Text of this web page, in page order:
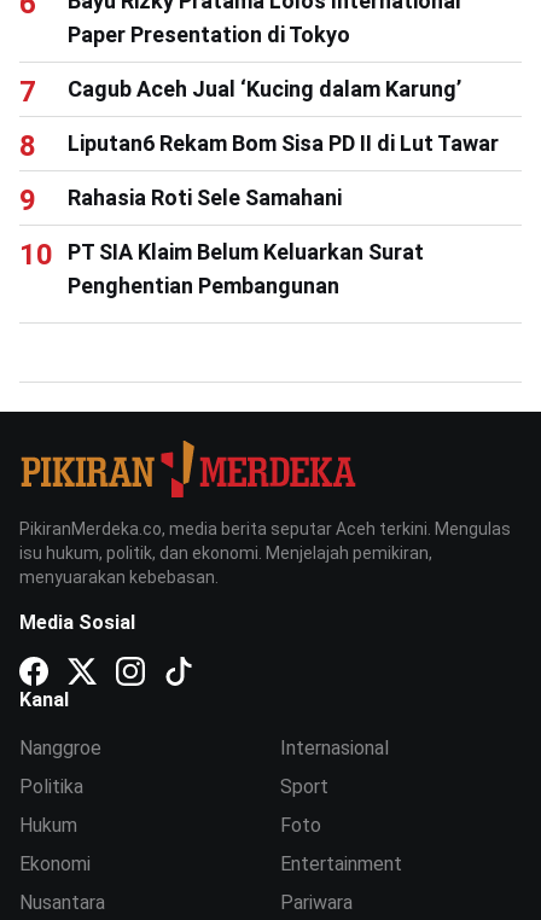
Paper Presentation di Tokyo
Cagub Aceh Jual ‘Kucing dalam Karung’
Liputan6 Rekam Bom Sisa PD II di Lut Tawar
Rahasia Roti Sele Samahani
PT SIA Klaim Belum Keluarkan Surat
Penghentian Pembangunan
PikiranMerdeka.co, media berita seputar Aceh terkini. Mengulas
isu hukum, politik, dan ekonomi. Menjelajah pemikiran,
menyuarakan kebebasan.
Media Sosial
Kanal
Nanggroe
Politika
Hukum
Ekonomi
Nusantara
Internasional
Sport
Foto
Entertainment
Pariwara